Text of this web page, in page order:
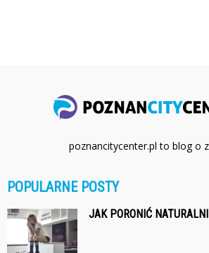
poznancitycenter.pl to blog o
POPULARNE POSTY
JAK PORONIĆ